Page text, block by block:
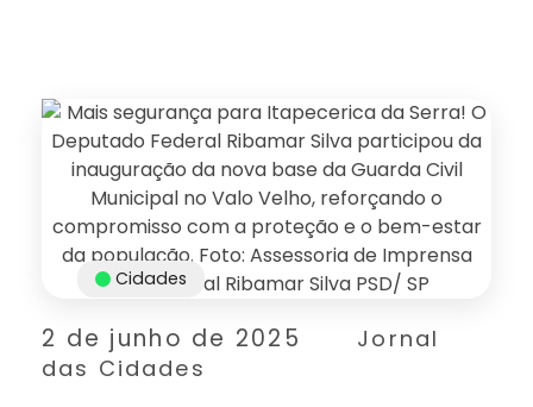
2 de junho de 2025
Jornal
das Cidades
Cidades